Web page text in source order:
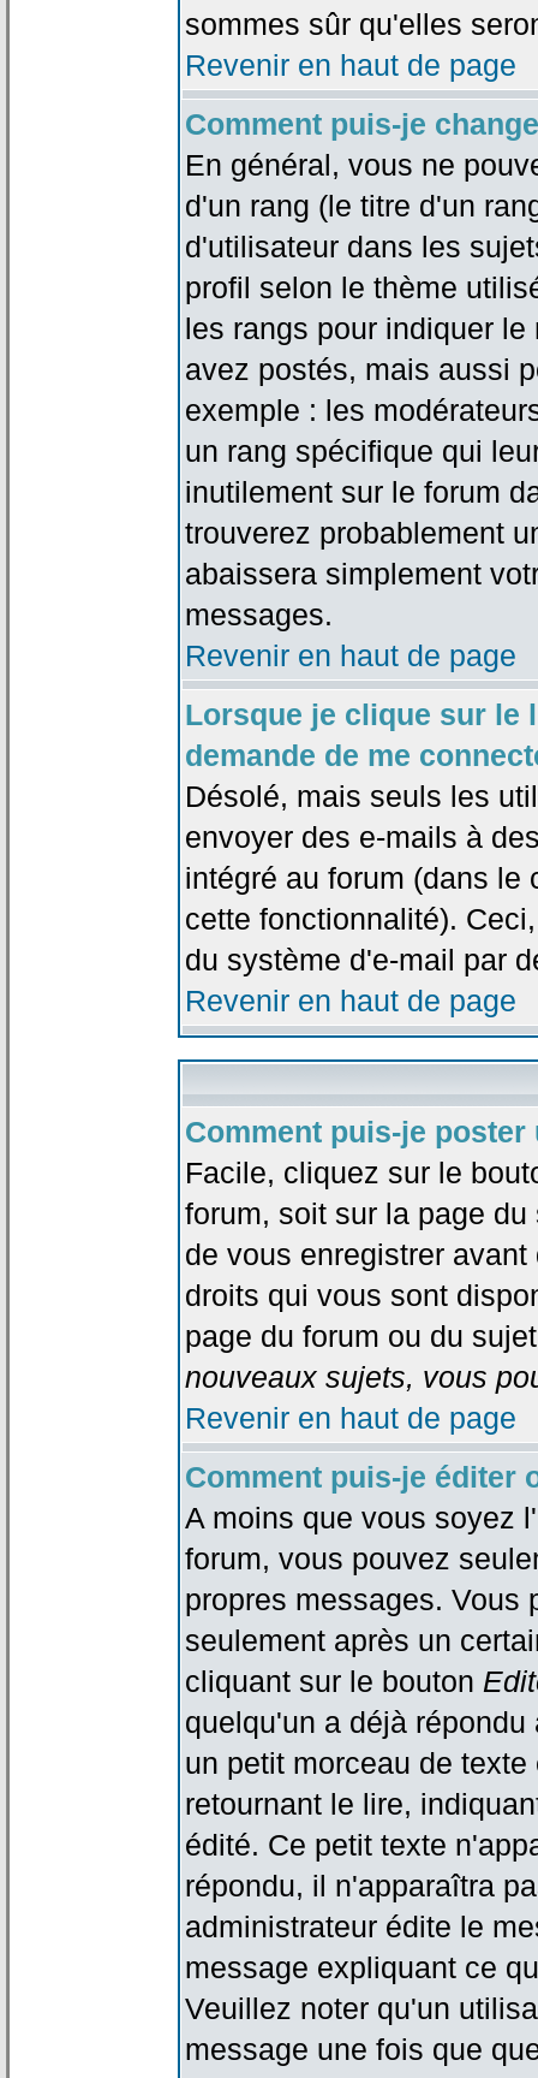
sommes sûr qu'elles
Revenir en haut de page
Comment puis-je
En général, vous ne
d'un rang (le titre d'un
d'utilisateur dans les
profil selon le thème
les rangs pour indiquer
avez postés, mais aussi
exemple : les
un rang spécifique qui
inutilement sur le forum
trouverez probablement
abaissera simplement
messages.
Revenir en haut de page
Lorsque je clique sur le
demande de me
Désolé, mais seuls les
envoyer des e-mails à
intégré au forum (dans le
cette fonctionnalité).
du système d'e-mail par
Revenir en haut de page
Comment puis-je
Facile, cliquez sur le
forum, soit sur la page
de vous enregistrer
droits qui vous sont
page du forum ou du
nouveaux sujets, vous
Revenir en haut de page
Comment puis-je éditer
A moins que vous soyez
forum, vous pouvez
propres messages. Vous
seulement après un
cliquant sur le bouton
quelqu'un a déjà
un petit morceau de
retournant le lire,
édité. Ce petit texte
répondu, il n'apparaîtra
administrateur édite le
message expliquant ce
Veuillez noter qu'un
message une fois que